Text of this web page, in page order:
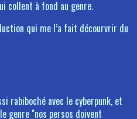
collent à fond au genre.
qui me l’a fait décourvrir du
rabiboché avec le cyberpunk, et
genre "nos persos doivent